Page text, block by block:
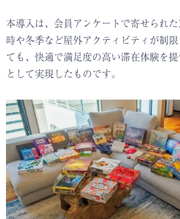
本導入は、会員アンケートで寄せられ
時や冬季など屋外アクティビティが制
ても、快適で満足度の高い滞在体験を
として実現したものです。